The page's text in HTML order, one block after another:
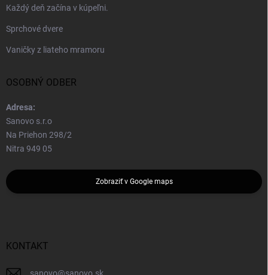
Každý deň začína v kúpeľni.
Sprchové dvere
Vaničky z liateho mramoru
OSOBNÝ ODBER
Adresa:
Sanovo s.r.o
Na Priehon 298/2
Nitra 949 05
Zobraziť v Google maps
KONTAKT
sanovo@sanovo.sk